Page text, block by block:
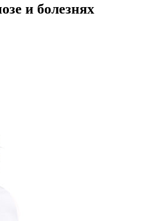
и болезнях